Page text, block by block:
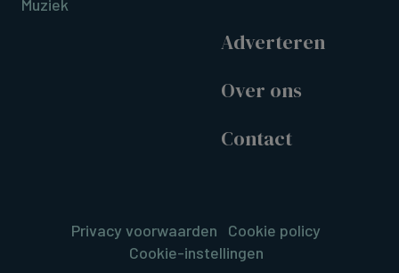
Muziek
Adverteren
Over ons
Contact
Privacy voorwaarden
Cookie policy
Cookie-instellingen